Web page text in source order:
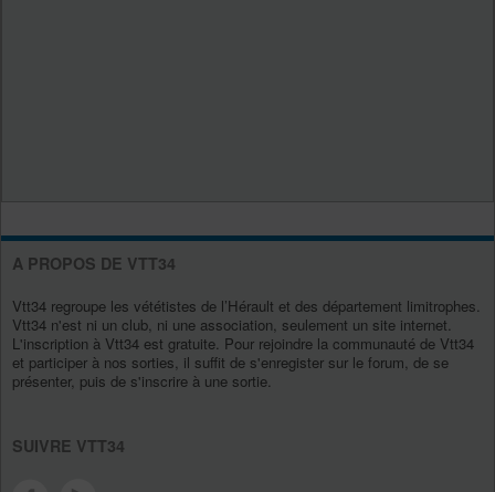
A PROPOS DE VTT34
Vtt34 regroupe les vététistes de l’Hérault et des département limitrophes.
Vtt34 n'est ni un club, ni une association, seulement un site internet.
L'inscription à Vtt34 est gratuite. Pour rejoindre la communauté de Vtt34
et participer à nos sorties, il suffit de s'enregister sur le forum, de se
présenter, puis de s'inscrire à une sortie.
SUIVRE VTT34